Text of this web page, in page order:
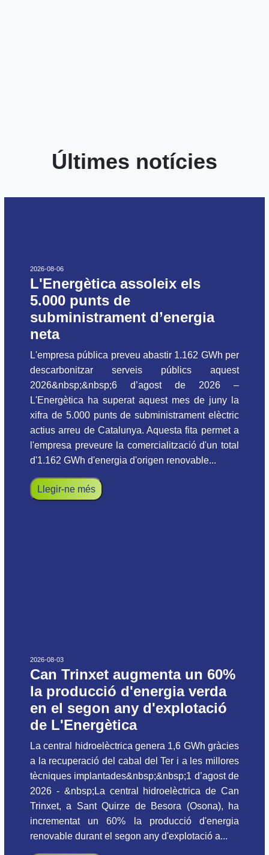
Últimes notícies
2026-08-06
L'Energètica assoleix els
5.000 punts de
subministrament d’energia
neta
L'empresa pública preveu abastir 1.162 GWh per
descarbonitzar serveis públics aquest
2026&nbsp;&nbsp;6 d’agost de 2026 –
L'Energètica ha superat aquest mes de juny la
xifra de 5.000 punts de subministrament elèctric
actius arreu de Catalunya. Aquesta fita permet a
l'empresa preveure la comercialització d'un total
d'1.162 GWh d'energia d'origen renovable...
Llegir-ne més
2026-08-03
Can Trinxet augmenta un 60%
la producció d'energia verda
en el segon any d'explotació
de L'Energètica
La central hidroelèctrica genera 1,6 GWh gràcies
a la recuperació del cabal del Ter i a les millores
tècniques implantades&nbsp;&nbsp;1 d’agost de
2026 - &nbsp;La central hidroelèctrica de Can
Trinxet, a Sant Quirze de Besora (Osona), ha
incrementat un 60% la producció d'energia
renovable durant el segon any d'explotació a...